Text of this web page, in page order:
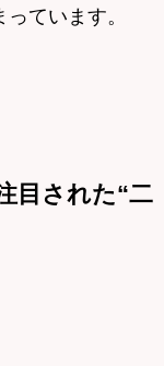
ています。
目された“二